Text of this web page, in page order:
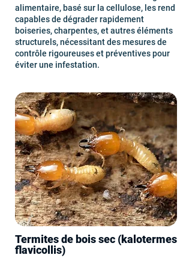
alimentaire, basé sur la cellulose, les rend
capables de dégrader rapidement
boiseries, charpentes, et autres éléments
structurels, nécessitant des mesures de
contrôle rigoureuses et préventives pour
éviter une infestation.
Termites de bois sec (kalotermes
flavicollis)